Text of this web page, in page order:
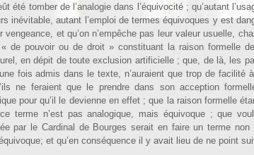
été tomber de l’analogie dans l’équivocité ; qu’autant
inévitable, autant l’emploi de termes équivoques y est
vengeance, et qu’on n’empêche pas leur valeur usuelle,
« de pouvoir ou de droit » constituant la raison formelle
en dépit de toute exclusion artificielle ; que, de là, les
fois admis dans le texte, n’auraient que trop de facilité
ne feraient que le prendre dans son acception
pour qu’il le devienne en effet ; que la raison formelle
terme n’est pas analogique, mais équivoque ; que
par le Cardinal de Bourges serait en faire un terme
et qu’en conséquence il y avait lieu de ne point